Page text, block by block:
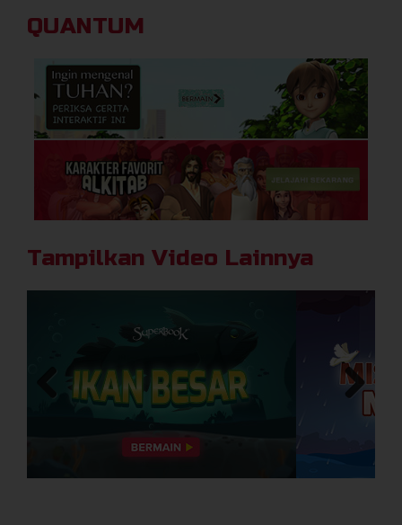
Yohanes 3:16
QUANTUM
Tampilkan Video Lainnya